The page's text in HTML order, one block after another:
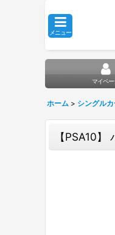
メニュー
マイペー
ホーム > シングル
【PSA10